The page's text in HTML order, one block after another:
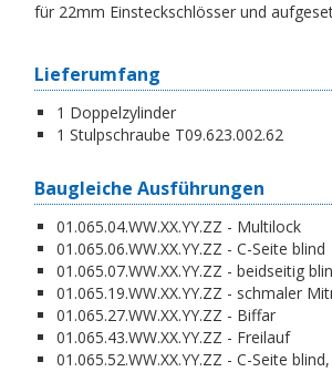
für 22mm Einsteckschlösser und
Lieferumfang
1 Doppelzylinder
1 Stulpschraube T09.623.002.62
Baugleiche Ausführungen
01.065.04.WW.XX.YY.ZZ - Multilock
01.065.06.WW.XX.YY.ZZ - C-Seite blind
01.065.07.WW.XX.YY.ZZ - beidseitig
01.065.19.WW.XX.YY.ZZ - schmaler
01.065.27.WW.XX.YY.ZZ - Biffar
01.065.43.WW.XX.YY.ZZ - Freilauf
01.065.52.WW.XX.YY.ZZ - C-Seite